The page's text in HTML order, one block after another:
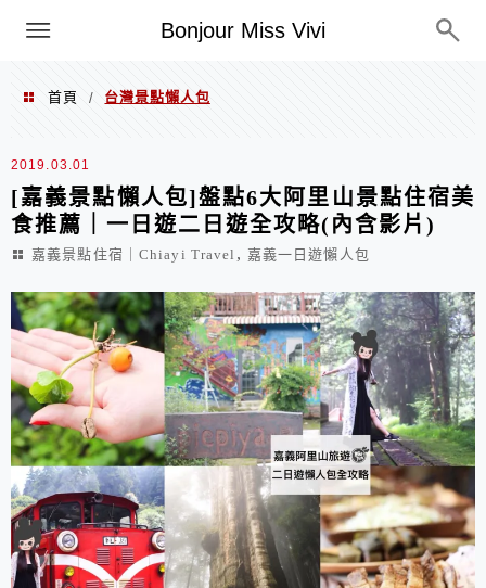
Bonjour Miss Vivi
選單
首頁 / 台灣景點懶人包
台灣景點懶人包
2019.03.01
[嘉義景點懶人包]盤點6大阿里山景點住宿美
食推薦｜一日遊二日遊全攻略(內含影片)
嘉義景點住宿｜Chiayi Travel , 嘉義一日遊懶人包